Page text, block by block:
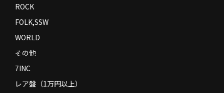
ROCK
FOLK,SSW
WORLD
その他
7INC
レア盤（1万円以上）